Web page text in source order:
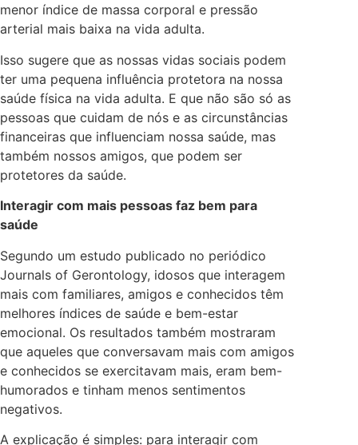
menor índice de massa corporal e pressão
arterial mais baixa na vida adulta.
Isso sugere que as nossas vidas sociais podem
ter uma pequena influência protetora na nossa
saúde física na vida adulta. E que não são só as
pessoas que cuidam de nós e as circunstâncias
financeiras que influenciam nossa saúde, mas
também nossos amigos, que podem ser
protetores da saúde.
Interagir com mais pessoas faz bem para
saúde
Segundo um estudo publicado no periódico
Journals of Gerontology, idosos que interagem
mais com familiares, amigos e conhecidos têm
melhores índices de saúde e bem-estar
emocional. Os resultados também mostraram
que aqueles que conversavam mais com amigos
e conhecidos se exercitavam mais, eram bem-
humorados e tinham menos sentimentos
negativos.
A explicação é simples: para interagir com